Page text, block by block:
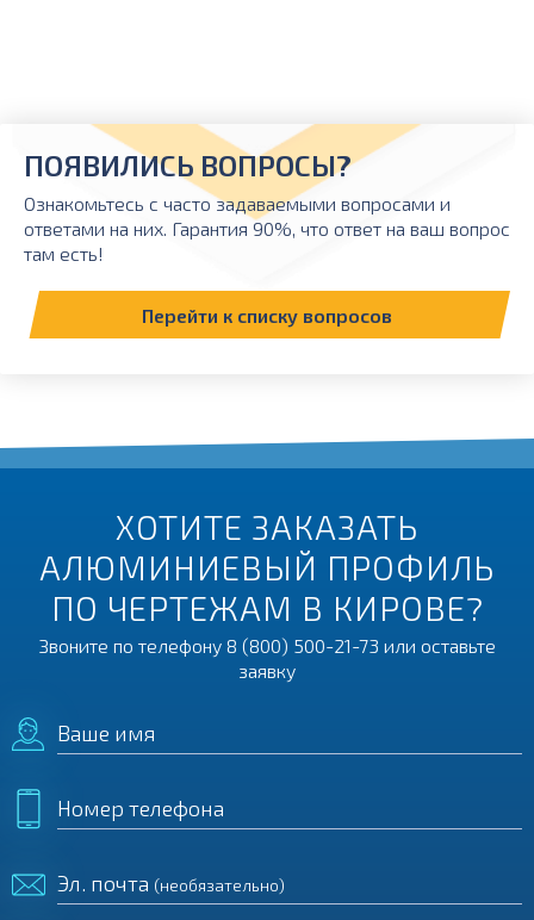
ХОТИТЕ ЗАКАЗАТЬ
АЛЮМИНИЕВЫЙ ПРОФИЛЬ
ПО ЧЕРТЕЖАМ В КИРОВЕ?
Звоните по телефону 8 (800) 500-21-73 или оставьте
заявку
Ваше имя
Номер телефона
Эл. почта (необязательно)
ПОЯВИЛИСЬ ВОПРОСЫ?
Ознакомьтесь с часто задаваемыми вопросами и
ответами на них. Гарантия 90%, что ответ на ваш вопрос
там есть!
Перейти к списку вопросов